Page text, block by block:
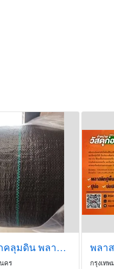
พลาสติกคลุมดิน พลาสติกปูพื้นโรงเรือน พลาสติกคลุมกันหญ้า
คร กรุงเท